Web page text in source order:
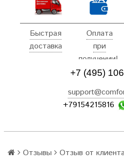
Быстрая
доставка
Оплата
при
получении!
+7 (495)
+79154215816
Отзывы Отзыв от